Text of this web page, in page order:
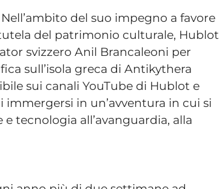
del suo impegno a favore
del patrimonio culturale, Hublot
svizzero Anil Brancaleoni per
sull’isola greca di Antikythera
sui canali YouTube di Hublot e
in un’avventura in cui si
tecnologia all’avanguardia, alla